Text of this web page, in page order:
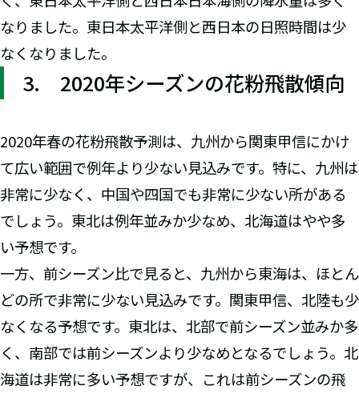
なりました。東日本太平洋側と西日本の日照時間は少
なくなりました。
3. 2020年シーズンの花粉飛散傾向
2020年春の花粉飛散予測は、九州から関東甲信にかけ
て広い範囲で例年より少ない見込みです。特に、九州は
非常に少なく、中国や四国でも非常に少ない所がある
でしょう。東北は例年並みか少なめ、北海道はやや多
い予想です。
一方、前シーズン比で見ると、九州から東海は、ほとん
どの所で非常に少ない見込みです。関東甲信、北陸も少
なくなる予想です。東北は、北部で前シーズン並みか多
く、南部では前シーズンより少なめとなるでしょう。北
海道は非常に多い予想ですが、これは前シーズンの飛